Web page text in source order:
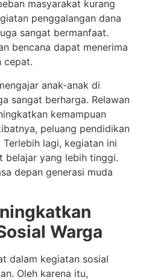
masyarakat kurang
penggalangan dana
sangat bermanfaat.
bencana dapat menerima
cepat.
anak-anak di
sangat berharga. Relawan
kemampuan
peluang pendidikan
lagi, kegiatan ini
belajar yang lebih tinggi.
depan generasi muda
Warga
dalam kegiatan sosial
Oleh karena itu,